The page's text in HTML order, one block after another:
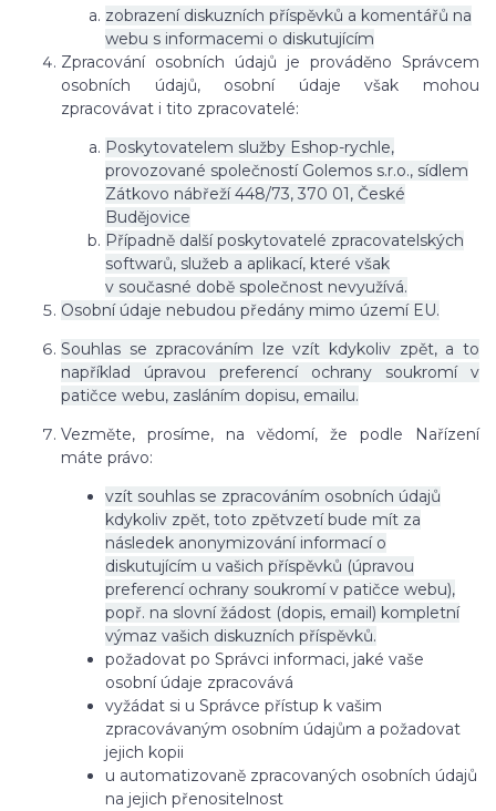
zobrazení diskuzních příspěvků a komentářů na
webu s informacemi o diskutujícím
Zpracování osobních údajů je prováděno Správcem
osobních údajů, osobní údaje však mohou
zpracovávat i tito zpracovatelé:
Poskytovatelem služby Eshop-rychle,
provozované společností Golemos s.r.o., sídlem
Zátkovo nábřeží 448/73, 370 01, České
Budějovice
Případně další poskytovatelé zpracovatelských
softwarů, služeb a aplikací, které však
v současné době společnost nevyužívá.
Osobní údaje nebudou předány mimo území EU.
Souhlas se zpracováním lze vzít kdykoliv zpět, a to
například úpravou preferencí ochrany soukromí v
patičce webu, zasláním dopisu, emailu.
Vezměte, prosíme, na vědomí, že podle Nařízení
máte právo:
vzít souhlas se zpracováním osobních údajů
kdykoliv zpět, toto zpětvzetí bude mít za
následek anonymizování informací o
diskutujícím u vašich příspěvků (úpravou
preferencí ochrany soukromí v patičce webu),
popř. na slovní žádost (dopis, email) kompletní
výmaz vašich diskuzních příspěvků.
požadovat po Správci informaci, jaké vaše
osobní údaje zpracovává
vyžádat si u Správce přístup k vašim
zpracovávaným osobním údajům a požadovat
jejich kopii
u automatizovaně zpracovaných osobních údajů
na jejich přenositelnost